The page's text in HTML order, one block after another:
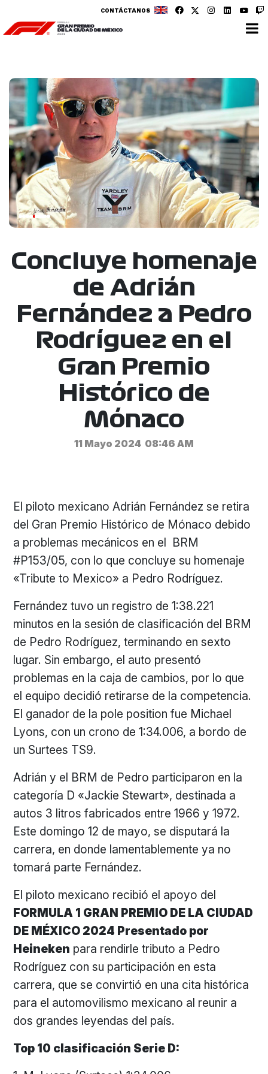
CONTÁCTANOS
Concluye homenaje
de Adrián
Fernández a Pedro
Rodríguez en el
Gran Premio
Histórico de
Mónaco
11 Mayo 2024 08:46 AM
El piloto mexicano Adrián Fernández se retira
del Gran Premio Histórico de Mónaco debido
a problemas mecánicos en el BRM
#P153/05, con lo que concluye su homenaje
«Tribute to Mexico» a Pedro Rodríguez.
Fernández tuvo un registro de 1:38.221
minutos en la sesión de clasificación del BRM
de Pedro Rodríguez, terminando en sexto
lugar. Sin embargo, el auto presentó
problemas en la caja de cambios, por lo que
el equipo decidió retirarse de la competencia.
El ganador de la pole position fue Michael
Lyons, con un crono de 1:34.006, a bordo de
un Surtees TS9.
Adrián y el BRM de Pedro participaron en la
categoría D «Jackie Stewart», destinada a
autos 3 litros fabricados entre 1966 y 1972.
Este domingo 12 de mayo, se disputará la
carrera, en donde lamentablemente ya no
tomará parte Fernández.
El piloto mexicano recibió el apoyo del
FORMULA 1 GRAN PREMIO DE LA CIUDAD
DE MÉXICO 2024 Presentado por
Heineken para rendirle tributo a Pedro
Rodríguez con su participación en esta
carrera, que se convirtió en una cita histórica
para el automovilismo mexicano al reunir a
dos grandes leyendas del país.
Top 10 clasificación Serie D: